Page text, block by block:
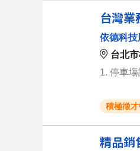
台灣業
依德科技
台北
1. 停車
積極徵才
精品銷